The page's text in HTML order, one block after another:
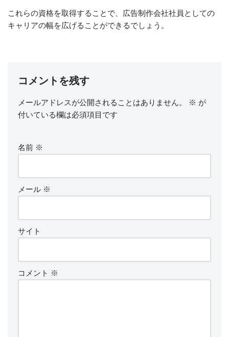
これらの資格を取得することで、広告制作会社社員としての
キャリアの幅を広げることができるでしょう。
コメントを残す
メールアドレスが公開されることはありません。 ※ が
付いている欄は必須項目です
名前 ※
メール ※
サイト
コメント ※